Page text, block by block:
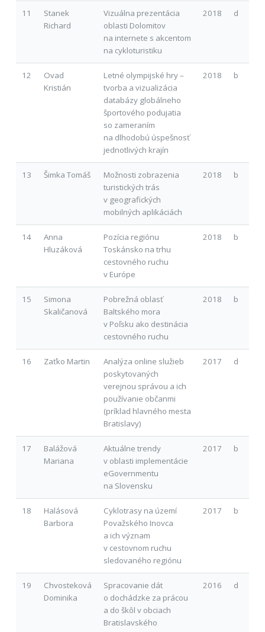
11
Stanek
Richard
Vizuálna prezentácia
oblasti Dolomitov
na internete s akcentom
na cykloturistiku
2018 d
12
Ovad
Kristián
Letné olympijské hry –
tvorba a vizualizácia
databázy globálneho
športového podujatia
so zameraním
na dlhodobú úspešnosť
jednotlivých krajín
2018 b
13 Šimka Tomáš
Možnosti zobrazenia
turistických trás
v geografických
mobilných aplikáciách
2018 b
14
Anna
Hluzáková
Pozícia regiónu
Toskánsko na trhu
cestovného ruchu
v Európe
2018 b
15
Simona
Skaličanová
Pobrežná oblasť
Baltského mora
v Poľsku ako destinácia
cestovného ruchu
2018 b
16 Zaťko Martin
Analýza online služieb
poskytovaných
verejnou správou a ich
používanie občanmi
(príklad hlavného mesta
Bratislavy)
2017 d
17
Balážová
Mariana
Aktuálne trendy
v oblasti implementácie
eGovernmentu
na Slovensku
2017 b
18
Halásová
Barbora
Cyklotrasy na území
Považského Inovca
a ich význam
v cestovnom ruchu
sledovaného regiónu
2017 b
19
Chvosteková
Dominika
Spracovanie dát
o dochádzke za prácou
a do škôl v obciach
Bratislavského
2016 d